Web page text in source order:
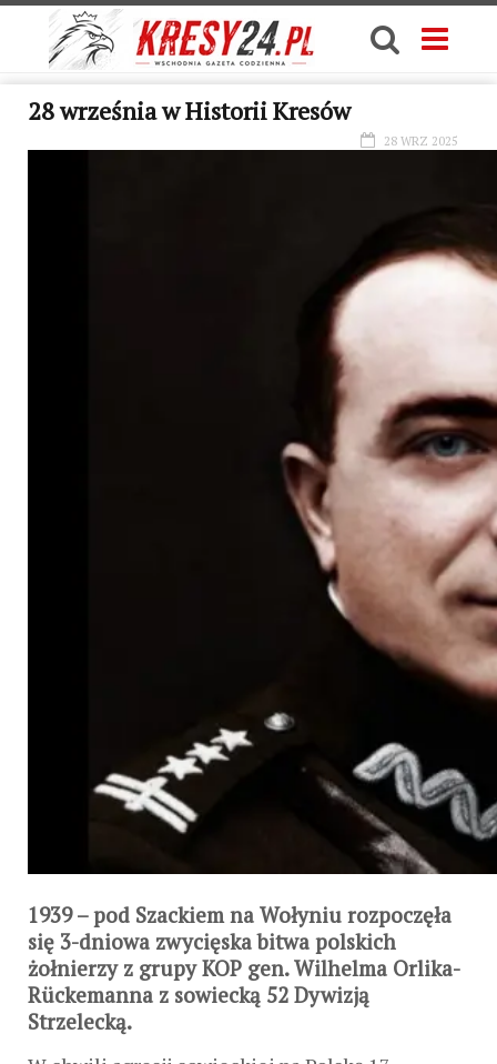
28 września w Historii Kresów
28 WRZ 2025
1939– pod Szackiem na Wołyniu rozpoczęła
się 3-dniowa zwycięska bitwa polskich
żołnierzy z grupy KOP gen. Wilhelma Orlika-
Rückemanna z sowiecką 52 Dywizją
Strzelecką.